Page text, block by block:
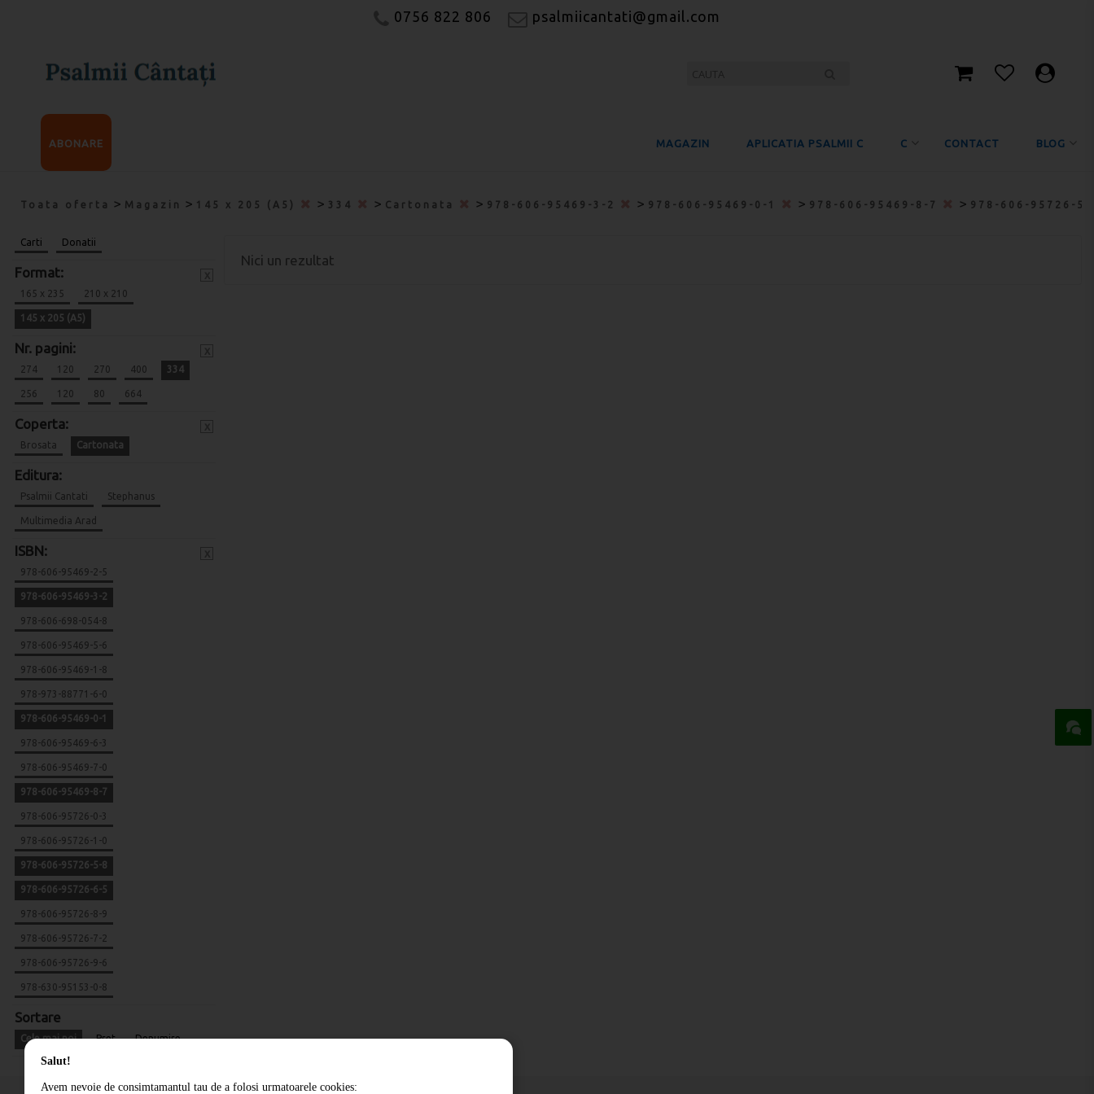
0756 822 806 psalmiicantati@gmail.com
MAGAZIN APLICATIA PSALMII C C CONTACT BLOG
ABONARE
Toata oferta > Magazin > 145 x 205 (A5) > 334 > Cartonata > 978-606-95469-3-2 > 978-606-95469-0-1 > 978-606-95469-8-7 > 978-606-95726-
Carti Donatii
Format:
165 x 235 210 x 210
145 x 205 (A5)
Nr. pagini:
274 120 270 400 334
256 120 80 664
Coperta:
Brosata Cartonata
Editura:
Psalmii Cantati Stephanus
Multimedia Arad
ISBN:
978-606-95469-2-5
978-606-95469-3-2
978-606-698-054-8
978-606-95469-5-6
978-606-95469-1-8
978-973-88771-6-0
978-606-95469-0-1
978-606-95469-6-3
978-606-95469-7-0
978-606-95469-8-7
978-606-95726-0-3
978-606-95726-1-0
978-606-95726-5-8
978-606-95726-6-5
978-606-95726-8-9
978-606-95726-7-2
978-606-95726-9-6
978-630-95153-0-8
Sortare
Cele mai noi Pret Denumire
Nici un rezultat
Salut!
Avem nevoie de consimtamantul tau de a folosi urmatoarele cookies: